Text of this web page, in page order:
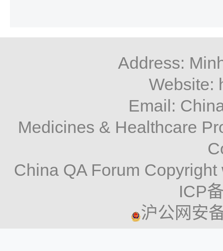
Address:
Website:
Email:
Medicines & Healthcare
China QA Forum
ICP
沪公网安